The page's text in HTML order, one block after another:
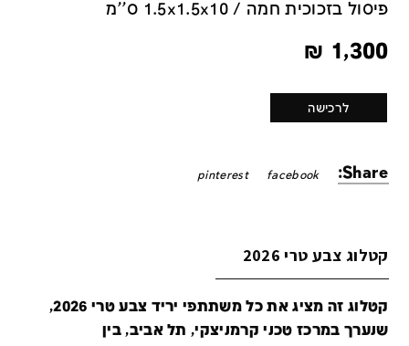
פיסול בזכוכית חמה / 1.5x1.5x10 ס''מ
1,300
₪
לרכישה
Share:
facebook
pinterest
קטלוג צבע טרי 2026
קטלוג זה מציג את כל משתתפי יריד צבע טרי 2026,
שנערך במרכז טכני קרמניצקי, תל אביב, בין